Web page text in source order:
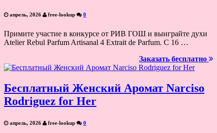
апрель, 2026 free-lookup 0
Примите участие в конкурсе от РИВ ГОШ и выиграйте духи
Atelier Rebul Parfum Artisanal 4 Extrait de Parfum. С 16 …
Заказать бесплатно
Бесплатный Женский Аромат Narciso
Rodriguez for Her
апрель, 2026 free-lookup 0